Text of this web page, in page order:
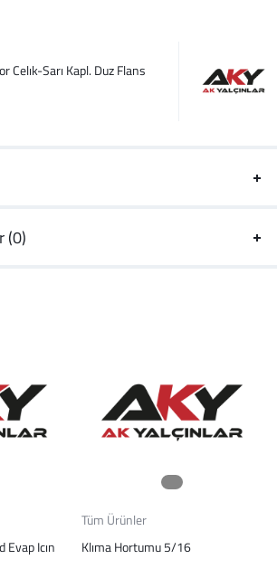
Celık-Sarı Kapl. Duz Flans
(0)
Evap Icın
Tüm Ürünler
Klıma Hortumu 5/16